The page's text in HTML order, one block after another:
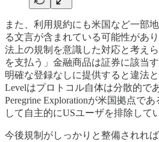
また、利用規約にも米国など一部
る文言が含まれている可能性があ
法上の規制を意識した対応と考え
を支払う」金融商品は証券に該当
明確な登録なしに提供すると違法
Levelはプロトコル自体は分散的で
Peregrine Explorationが米国拠点で
して自主的にUSユーザを排除して
今後規制がしっかりと整備されれ